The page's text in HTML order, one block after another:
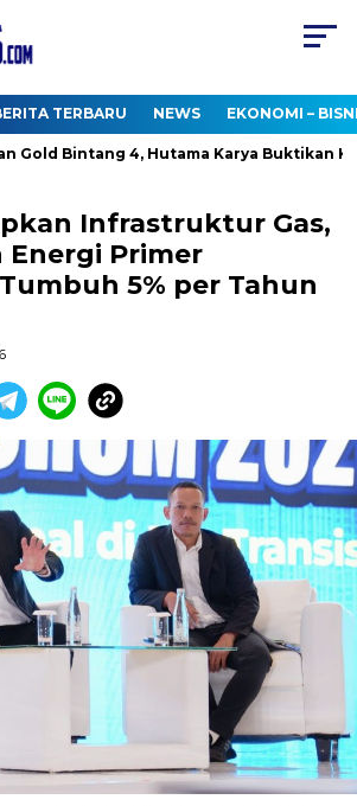
TERBARU NEWS EKONOMI –
Bintang 4, Hutama Karya Buktikan
Infrastruktur Gas,
Primer
5% per Tahun